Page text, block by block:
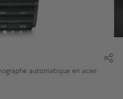
automatique en acier